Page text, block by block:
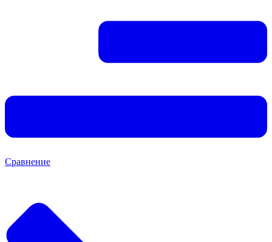
Сравнение